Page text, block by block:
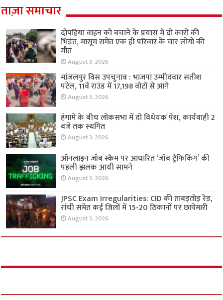
ताज़ा समाचार
दोपहिया वाहन को बचाने के प्रयास में दो कारों की
भिड़ंत, मासूम समेत एक ही परिवार के चार लोगों की
मौत
August 3, 2026
मांजलपुर विस उपचुनाव : भाजपा उम्मीदवार सतीश
पटेल, 11वें राउंड में 17,198 वोटों से आगे
August 3, 2026
हंगामे के बीच लोकसभा में दो विधेयक पेश, कार्यवाही 2
बजे तक स्थगित
August 3, 2026
ऑनलाइन जॉब स्कैम पर आधारित ‘जॉब ट्रैफिकिंग’ की
पहली झलक आयी सामने
August 3, 2026
JPSC Exam Irregularities: CID की ताबड़तोड़ रेड,
रांची समेत कई जिलों में 15-20 ठिकानों पर छापेमारी
August 3, 2026